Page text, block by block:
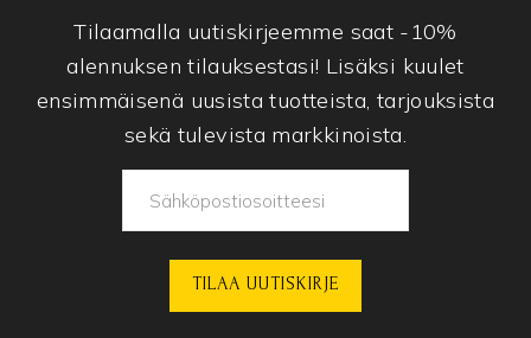
Tilaamalla uutiskirjeemme saat -10%
alennuksen tilauksestasi! Lisäksi kuulet
ensimmäisenä uusista tuotteista, tarjouksista
sekä tulevista markkinoista.